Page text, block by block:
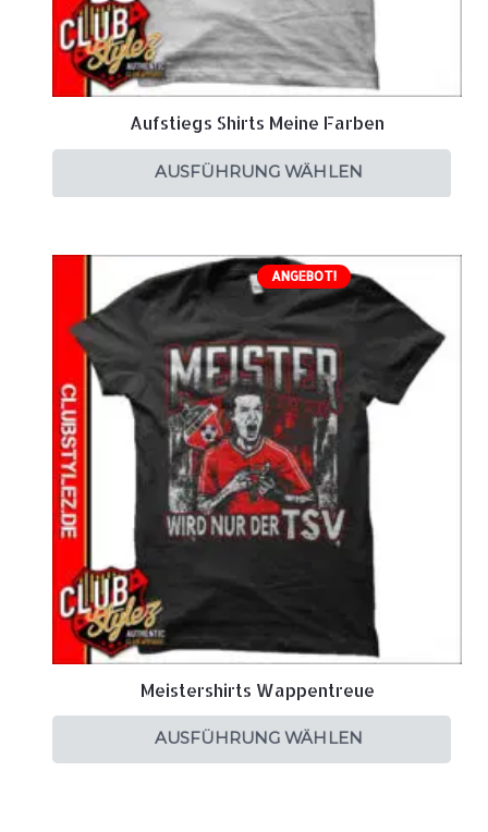
Aufstiegs Shirts Meine Farben
AUSFÜHRUNG WÄHLEN
ANGEBOT!
Meistershirts Wappentreue
AUSFÜHRUNG WÄHLEN